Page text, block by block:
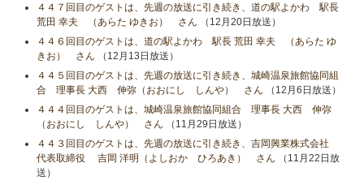
４４７回目のゲストは、先週の放送に引き続き、道の駅よかわ 駅長
荒田 幸夫 （あらた ゆきお） さん （12月20日放送）
４４６回目のゲストは、道の駅よかわ 駅長 荒田 幸夫 （あらた ゆ
きお） さん （12月13日放送）
４４５回目のゲストは、先週の放送に引き続き、城崎温泉旅館協同組
合 理事長 大西 伸弥（おおにし しんや） さん （12月6日放送）
４４４回目のゲストは、城崎温泉旅館協同組合 理事長 大西 伸弥
（おおにし しんや） さん （11月29日放送）
４４３回目のゲストは、先週の放送に引き続き、吉岡興業株式会社
代表取締役 吉岡 洋明（よしおか ひろあき） さん （11月22日放
送）